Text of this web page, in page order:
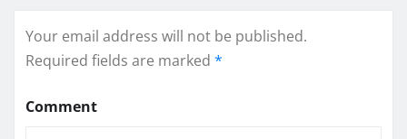
Your email address will not be published.
Required fields are marked *
Comment